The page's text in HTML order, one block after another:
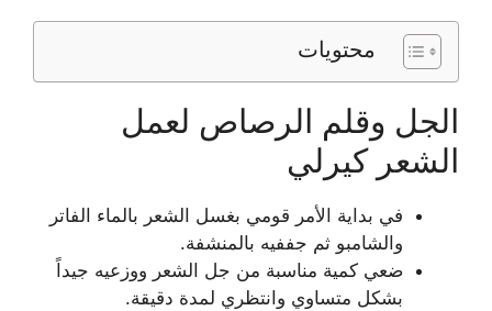
محتويات
الجل وقلم الرصاص لعمل
الشعر كيرلي
في بداية الأمر قومي بغسل الشعر بالماء الفاتر
والشامبو ثم جففيه بالمنشفة.
ضعي كمية مناسبة من جل الشعر ووزعيه جيداً
بشكل متساوي وانتظري لمدة دقيقة.